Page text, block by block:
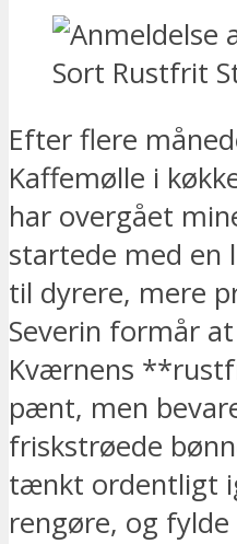
Efter flere
Kaffemølle i
har overgået
startede med en
til dyrere, mere
Severin formår
Kværnens
pænt, men
friskstrøede
tænkt ordentligt
rengøre, og fylde